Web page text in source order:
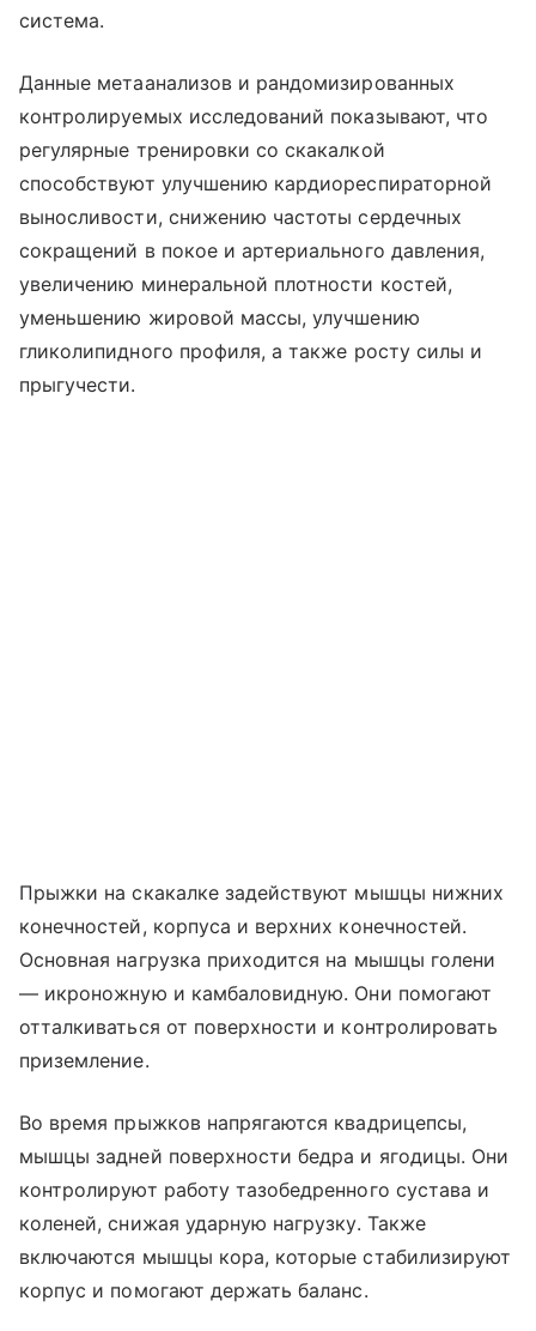
система.
Данные метаанализов и рандомизированных
контролируемых исследований показывают, что
регулярные тренировки со скакалкой
способствуют улучшению кардиореспираторной
выносливости, снижению частоты сердечных
сокращений в покое и артериального давления,
увеличению минеральной плотности костей,
уменьшению жировой массы, улучшению
гликолипидного профиля, а также росту силы и
прыгучести.
Прыжки на скакалке задействуют мышцы нижних
конечностей, корпуса и верхних конечностей.
Основная нагрузка приходится на мышцы голени
― икроножную и камбаловидную. Они помогают
отталкиваться от поверхности и контролировать
приземление.
Во время прыжков напрягаются квадрицепсы,
мышцы задней поверхности бедра и ягодицы. Они
контролируют работу тазобедренного сустава и
коленей, снижая ударную нагрузку. Также
включаются мышцы кора, которые стабилизируют
корпус и помогают держать баланс.